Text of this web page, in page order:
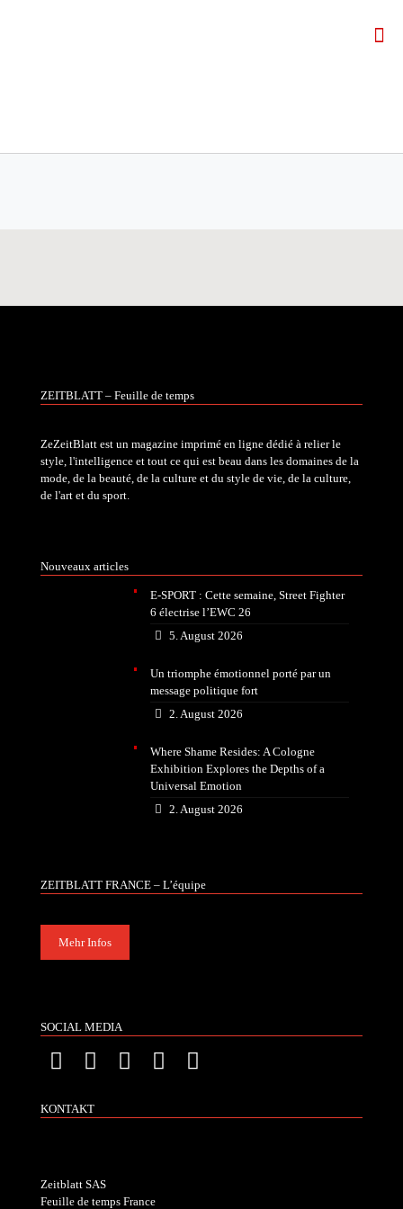
ZEITBLATT – Feuille de temps
ZeZeitBlatt est un magazine imprimé en ligne dédié à relier le
style, l'intelligence et tout ce qui est beau dans les domaines de la
mode, de la beauté, de la culture et du style de vie, de la culture,
de l'art et du sport.
Nouveaux articles
E-SPORT : Cette semaine, Street Fighter
6 électrise l’EWC 26
5. August 2026
Un triomphe émotionnel porté par un
message politique fort
2. August 2026
Where Shame Resides: A Cologne
Exhibition Explores the Depths of a
Universal Emotion
2. August 2026
ZEITBLATT FRANCE – L’équipe
Mehr Infos
SOCIAL MEDIA
KONTAKT
Zeitblatt SAS
Feuille de temps France